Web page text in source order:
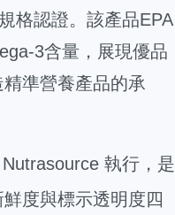
格認證。該產品EPA
3含量，展現優品
準營養產品的承
執行，是
度與標示透明度四